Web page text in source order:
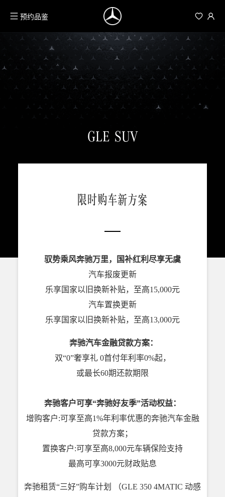
预约品鉴
GLE SUV
限时购车新方案
驭势乘风奔驰万里，国补红利尽享无虞
汽车报废更新
乐享国家以旧换新补贴，至高15,000元
汽车置换更新
乐享国家以旧换新补贴，至高13,000元
奔驰汽车金融贷款方案：
双“0”奢享礼 0首付年利率0%起，
或最长60期还款期限
奔驰客户可享“奔驰好友季”活动权益：
增购客户:可享至高1%年利率优惠的奔驰汽车金融
贷款方案；
置换客户:可享至高8,000元车辆保险支持
最高可享3000元财政贴息
奔驰租赁“三好”购车计划 （GLE 350 4MATIC 动感